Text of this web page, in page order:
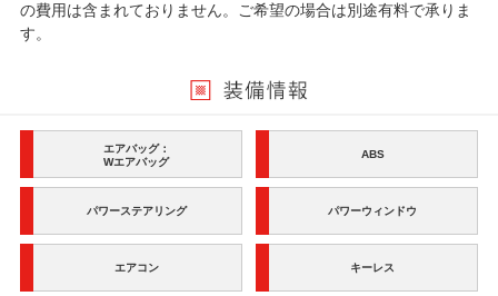
の費用は含まれておりません。ご希望の場合は別途有料で承りま
す。
エアバッグ：
Wエアバッグ
ABS
パワーステアリング パワーウィンドウ
エアコン キーレス